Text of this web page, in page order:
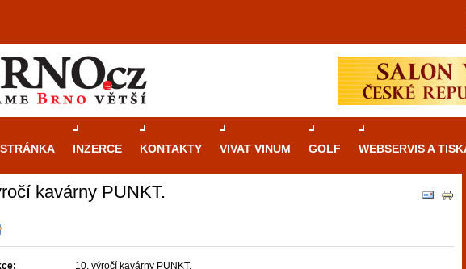
INZERCE KONTAKTY VIVAT VINUM GOLF WEBSERVIS A
kavárny PUNKT.
10. výročí kavárny PUNKT.Brno je městem známým pro zajímavé památky, skvělé